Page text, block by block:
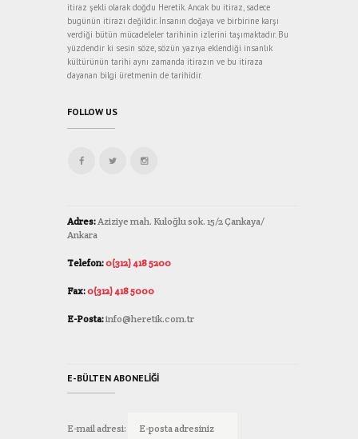
itiraz şekli olarak doğdu Heretik. Ancak bu itiraz, sadece
bugünün itirazı değildir. İnsanın doğaya ve birbirine karşı
verdiği bütün mücadeleler tarihinin izlerini taşımaktadır. Bu
yüzdendir ki sesin söze, sözün yazıya eklendiği insanlık
kültürünün tarihi aynı zamanda itirazın ve bu itiraza
dayanan bilgi üretmenin de tarihidir.
FOLLOW US
Adres: Aziziye mah. Kuloğlu sok. 15/2 Çankaya/
Ankara
Telefon:0(312) 418 5200
Fax:0(312) 418 5000
E-Posta:info@heretik.com.tr
E-BÜLTEN ABONELIĞI
E-mail adresi: